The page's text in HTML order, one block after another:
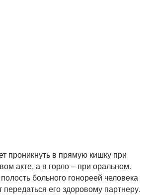
проникнуть в прямую кишку при
акте, а в горло – при оральном.
больного гонореей человека
передаться его здоровому партнеру.